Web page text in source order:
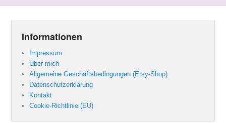
Informationen
Impressum
Über mich
Allgemeine Geschäftsbedingungen (Etsy-Shop)
Datenschutzerklärung
Kontakt
Cookie-Richtlinie (EU)